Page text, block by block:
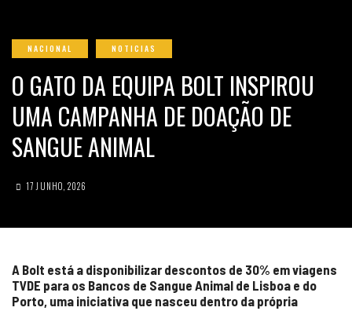
NACIONAL NOTICIAS
O GATO DA EQUIPA BOLT INSPIROU
UMA CAMPANHA DE DOAÇÃO DE
SANGUE ANIMAL
17 JUNHO, 2026
A Bolt está a disponibilizar descontos de 30% em viagens
TVDE para os Bancos de Sangue Animal de Lisboa e do
Porto, uma iniciativa que nasceu dentro da própria